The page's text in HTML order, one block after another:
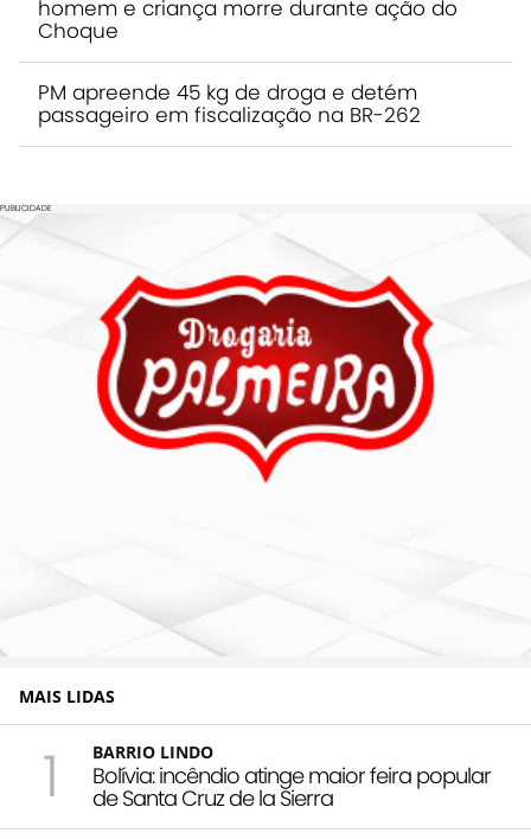
homem e criança morre durante ação do
Choque
PM apreende 45 kg de droga e detém
passageiro em fiscalização na BR-262
PUBLICIDADE
MAIS LIDAS
1 BARRIO LINDO
Bolívia: incêndio atinge maior feira popular
de Santa Cruz de la Sierra